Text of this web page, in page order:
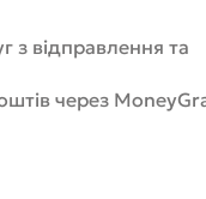
з відправлення та
через